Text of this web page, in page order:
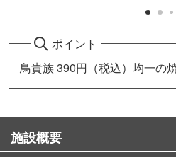
ポイント
鳥貴族 390円（税込）均一の
施設概要